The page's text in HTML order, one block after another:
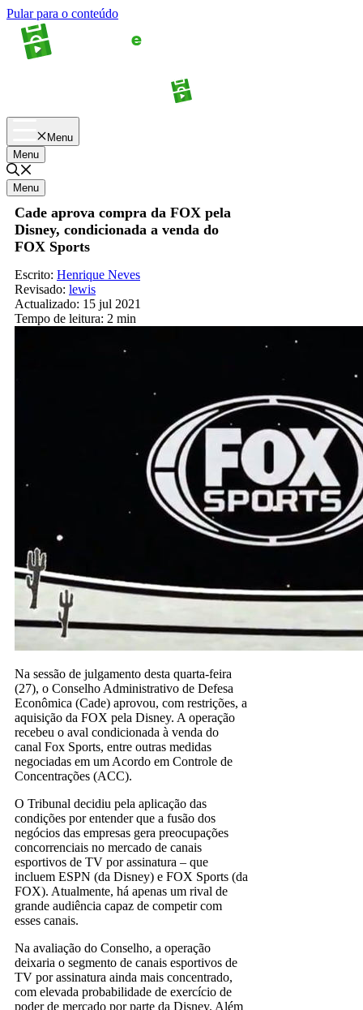
Pular para o conteúdo
Menu
Menu
Menu
Cade aprova compra da FOX pela
Disney, condicionada a venda do
FOX Sports
Escrito: Henrique Neves
Revisado: lewis
Actualizado: 15 jul 2021
Tempo de leitura: 2 min
Na sessão de julgamento desta quarta-feira
(27), o Conselho Administrativo de Defesa
Econômica (Cade) aprovou, com restrições, a
aquisição da FOX pela Disney. A operação
recebeu o aval condicionada à venda do
canal Fox Sports, entre outras medidas
negociadas em um Acordo em Controle de
Concentrações (ACC).
O Tribunal decidiu pela aplicação das
condições por entender que a fusão dos
negócios das empresas gera preocupações
concorrenciais no mercado de canais
esportivos de TV por assinatura – que
incluem ESPN (da Disney) e FOX Sports (da
FOX). Atualmente, há apenas um rival de
grande audiência capaz de competir com
esses canais.
Na avaliação do Conselho, a operação
deixaria o segmento de canais esportivos de
TV por assinatura ainda mais concentrado,
com elevada probabilidade de exercício de
poder de mercado por parte da Disney. Além